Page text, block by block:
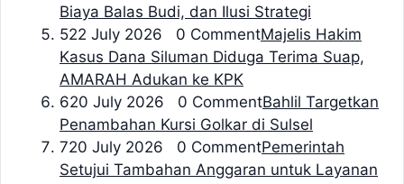
Biaya Balas Budi, dan Ilusi Strategi
522 July 2026 0 CommentMajelis Hakim
Kasus Dana Siluman Diduga Terima Suap,
AMARAH Adukan ke KPK
620 July 2026 0 CommentBahlil Targetkan
Penambahan Kursi Golkar di Sulsel
720 July 2026 0 CommentPemerintah
Setujui Tambahan Anggaran untuk Layanan